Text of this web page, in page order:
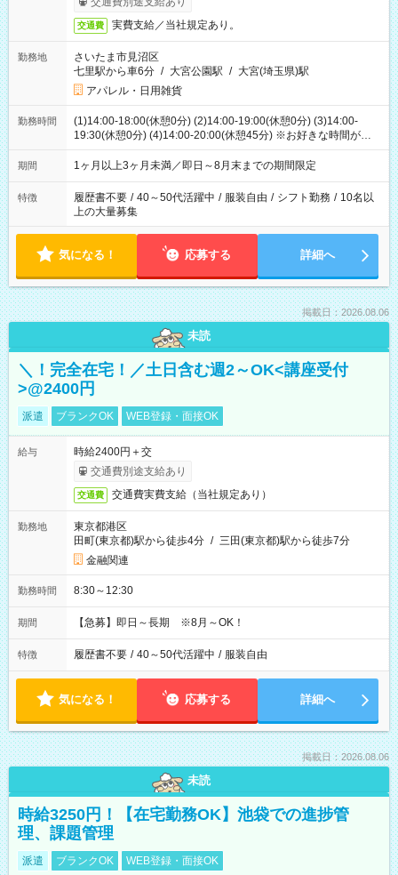
交通費 実費支給／当社規定あり。
勤務地
さいたま市見沼区
七里駅から車6分 / 大宮公園駅 / 大宮(埼玉県)駅
アパレル・日用雑貨
勤務時間
(1)14:00-18:00(休憩0分) (2)14:00-19:00(休憩0分) (3)14:00-
19:30(休憩0分) (4)14:00-20:00(休憩45分) ※お好きな時間が選べ
ます
期間 1ヶ月以上3ヶ月未満／即日～8月末までの期間限定
特徴 履歴書不要 / 40～50代活躍中 / 服装自由 / シフト勤務 / 10名以
上の大量募集
気になる！ 応募する 詳細へ
掲載日：2026.08.06
未読
＼！完全在宅！／土日含む週2～OK<講座受付
>@2400円
派遣 ブランクOK WEB登録・面接OK
給与
時給2400円＋交
交通費別途支給あり
交通費 交通費実費支給（当社規定あり）
勤務地
東京都港区
田町(東京都)駅から徒歩4分 / 三田(東京都)駅から徒歩7分
金融関連
勤務時間 8:30～12:30
期間 【急募】即日～長期 ※8月～OK！
特徴 履歴書不要 / 40～50代活躍中 / 服装自由
気になる！ 応募する 詳細へ
掲載日：2026.08.06
未読
時給3250円！【在宅勤務OK】池袋での進捗管
理、課題管理
派遣 ブランクOK WEB登録・面接OK